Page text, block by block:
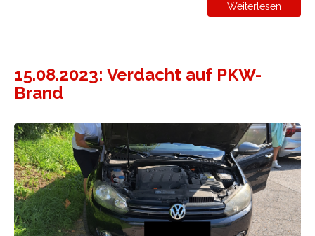
Weiterlesen
15.08.2023: Verdacht auf PKW-
Brand